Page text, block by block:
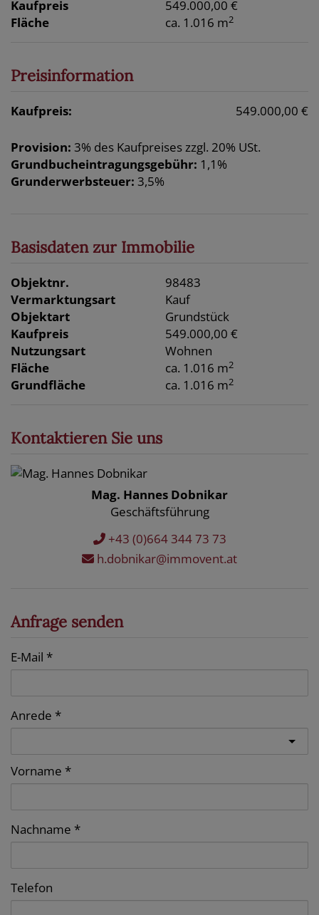
Kaufpreis
549.000,00 €
Fläche
ca. 1.016 m2
Preisinformation
Kaufpreis: 549.000,00 €
Provision: 3% des Kaufpreises zzgl. 20% USt.
Grundbucheintragungsgebühr: 1,1%
Grunderwerbsteuer: 3,5%
Basisdaten zur Immobilie
Objektnr.
98483
Vermarktungsart
Kauf
Objektart
Grundstück
Kaufpreis
549.000,00 €
Nutzungsart
Wohnen
Fläche
ca. 1.016 m2
Grundfläche ca. 1.016 m2
Kontaktieren Sie uns
Mag. Hannes Dobnikar
Geschäftsführung
+43 (0)664 344 73 73
h.dobnikar@immovent.at
Anfrage senden
E-Mail
Anrede
Vorname
Nachname
Telefon